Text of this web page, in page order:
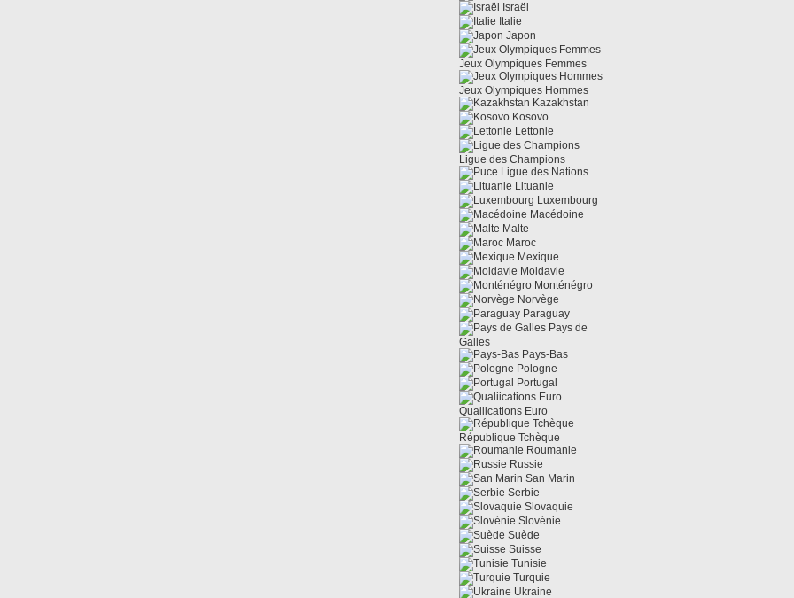
Israël
Italie
Japon
Jeux Olympiques Femmes
Jeux Olympiques Hommes
Kazakhstan
Kosovo
Lettonie
Ligue des Champions
Ligue des Nations
Lituanie
Luxembourg
Macédoine
Malte
Maroc
Mexique
Moldavie
Monténégro
Norvège
Paraguay
Pays de
Galles
Pays-Bas
Pologne
Portugal
Qualiications Euro
République Tchèque
Roumanie
Russie
San Marin
Serbie
Slovaquie
Slovénie
Suède
Suisse
Tunisie
Turquie
Ukraine